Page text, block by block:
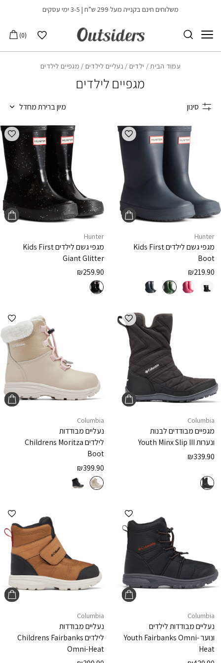
Skip to Contentמשלוחים חינם בקנייה מעל 299 ש”ח | 3-5 ימי עסקים
הרשימה שלי
0
עמוד הבית/ ילדים / נעליים לילדים / מגפיים לילדים
מגפיים לילדים
סינון מיון ברירת מחדל
הוספה למועדפים
Hunter
מגפי גשם לילדיםKids First
Boot
₪219.90
Hunter
מגפי גשם לילדיםKids First
Giant Glitter
₪259.90
הוספה למועדפים
Columbia
מגפיים מבודדים לבנות
ונערותYouth Minx Slip III
₪339.90
Columbia
נעליים מבודדות
לילדיםChildrens Moritza
Boot
₪399.90
הוספה למועדפים
Columbia
נעליים מבודדות לילדים
ונוערYouth Fairbanks Omni-
Heat
Columbia
נעליים מבודדות
לילדיםChildrens Fairbanks
Omni-Heat